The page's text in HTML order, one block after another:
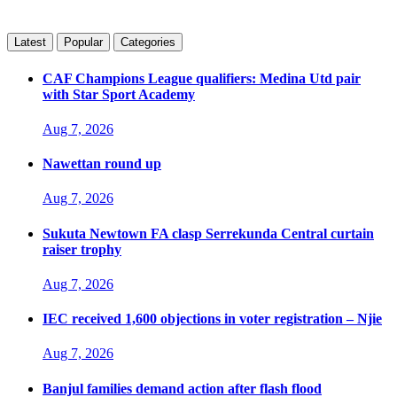
Latest Popular Categories
CAF Champions League qualifiers: Medina Utd pair
with Star Sport Academy
Aug 7, 2026
Nawettan round up
Aug 7, 2026
Sukuta Newtown FA clasp Serrekunda Central curtain
raiser trophy
Aug 7, 2026
IEC received 1,600 objections in voter registration – Njie
Aug 7, 2026
Banjul families demand action after flash flood